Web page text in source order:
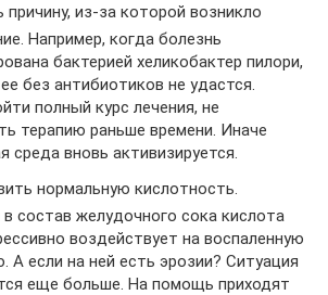
причину, из-за которой возникло
Например, когда болезнь
бактерией хеликобактер пилори,
без антибиотиков не удастся.
полный курс лечения, не
терапию раньше времени. Иначе
среда вновь активизируется.
нормальную кислотность.
состав желудочного сока кислота
воздействует на воспаленную
А если на ней есть эрозии? Ситуация
еще больше. На помощь приходят